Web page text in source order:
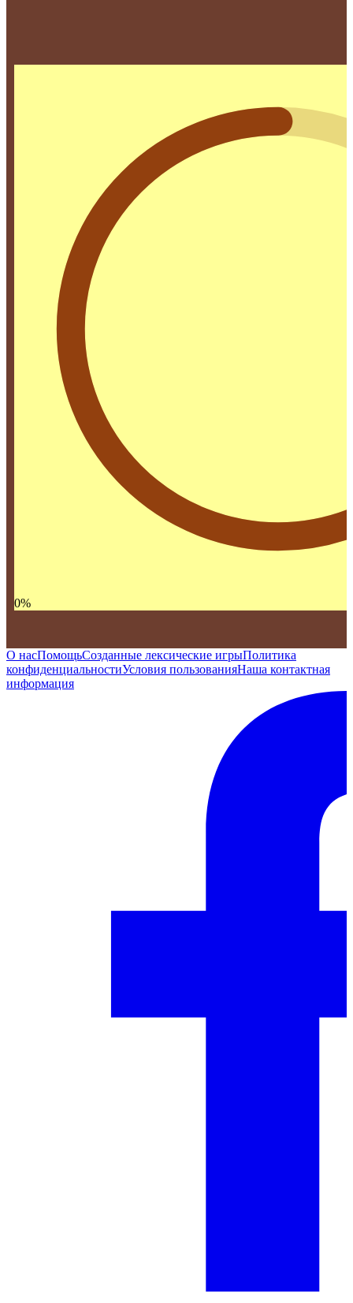
0%
О насПомощьСозданные лексические игрыПолитика
конфиденциальностиУсловия пользованияНаша контактная
информация